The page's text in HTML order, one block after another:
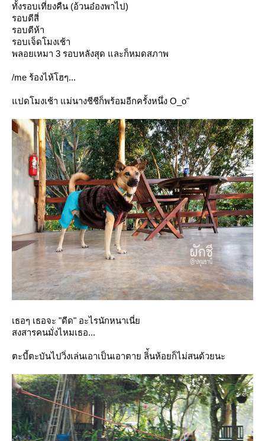
ทั้งรอบเที่ยงคืน (อ้วนอ๋องพาไป)
รอบตีสี่
รอบตีห้า
รอบเจ็ดโมงเช้า
พลอยเหมา 3 รอบหลังสุด และก็หมดสภาพ
/me ร้องไห้โฮๆ...
ปดโมงเช้า แม่นางชีชีก็พร้อมอีกครั้งหนึ่ง O_o"
เธอๆ เธอจะ "ดีด" อะไรนักหนาเนี่
สงสารคนมั่งไหมเธอ...
ตะบี้ตะบันไปวิ่งเล่นเอาเป็นเอาตาย ลิ่้นห้อยก็ไม่สนด้วยนะ